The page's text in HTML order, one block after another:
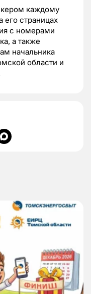
каждому
его страницах
с номерами
а также
начальника
области и